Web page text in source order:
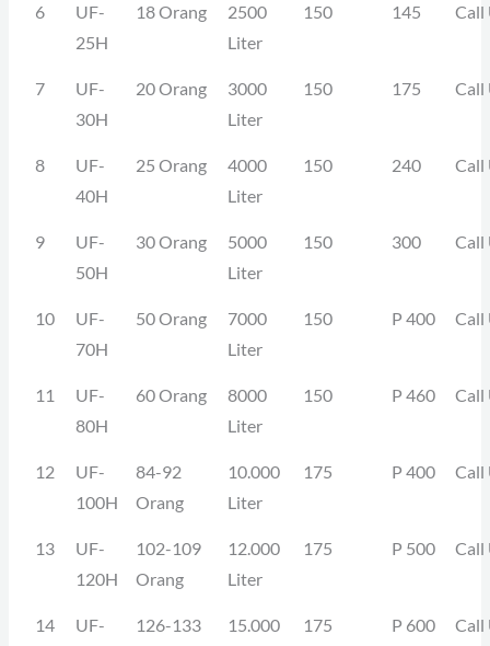
6
UF-
25H
18 Orang
2500
Liter
150 145 Call
7
UF-
30H
20 Orang
3000
Liter
150 175 Call
8
UF-
40H
25 Orang
4000
Liter
150 240 Call
9
UF-
50H
30 Orang
5000
Liter
150 300 Call
10
UF-
70H
50 Orang
7000
Liter
150 P 400 Call
11
UF-
80H
60 Orang
8000
Liter
150 P 460 Call
12
UF-
100H
84-92
Orang
10.000
Liter
175 P 400 Call
13
UF-
120H
102-109
Orang
12.000
Liter
175 P 500 Call
14
UF-
126-133
15.000
175 P 600 Call